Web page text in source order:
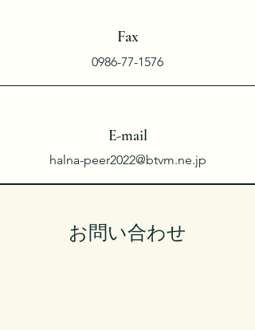
​Fax
0986-77-1576
E-mail
halna-peer2022@btvm.ne.jp
お問い合わせ